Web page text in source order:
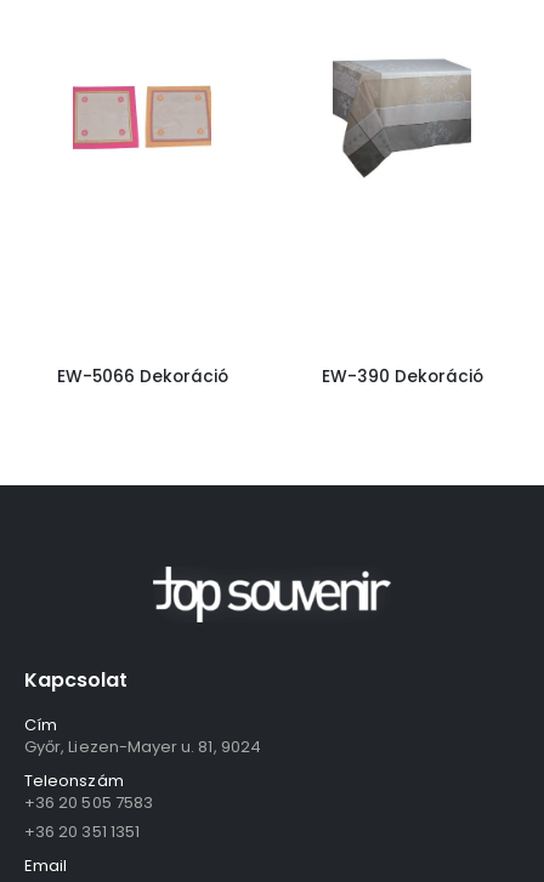
EW-5066 Dekoráció EW-390 Dekoráció
Kapcsolat
Cím
Győr, Liezen-Mayer u. 81, 9024
Teleonszám
+36 20 505 7583
+36 20 351 1351
Email